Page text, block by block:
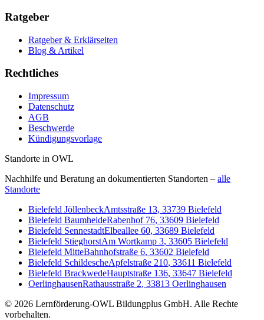
Ratgeber
Ratgeber & Erklärseiten
Blog & Artikel
Rechtliches
Impressum
Datenschutz
AGB
Beschwerde
Kündigungsvorlage
Standorte in OWL
Nachhilfe und Beratung an dokumentierten Standorten – alle
Standorte
Bielefeld JöllenbeckAmtsstraße 13, 33739 Bielefeld
Bielefeld BaumheideRabenhof 76, 33609 Bielefeld
Bielefeld SennestadtElbeallee 60, 33689 Bielefeld
Bielefeld StieghorstAm Wortkamp 3, 33605 Bielefeld
Bielefeld MitteBahnhofstraße 6, 33602 Bielefeld
Bielefeld SchildescheApfelstraße 210, 33611 Bielefeld
Bielefeld BrackwedeHauptstraße 136, 33647 Bielefeld
OerlinghausenRathausstraße 2, 33813 Oerlinghausen
© 2026 Lernförderung-OWL Bildungplus GmbH. Alle Rechte
vorbehalten.